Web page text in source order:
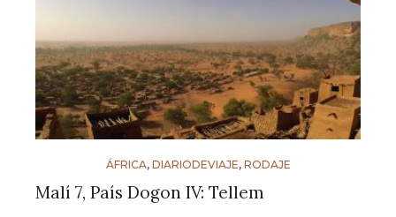
ÁFRICA, DIARIODEVIAJE, RODAJE
Malí 7, País Dogon IV: Tellem